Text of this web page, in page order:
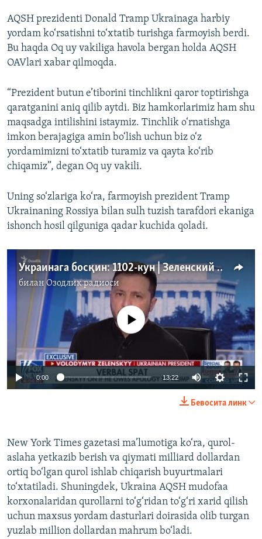
AQSH prezidenti Donald Tramp Ukrainaga harbiy
yordam ko‘rsatishni to‘xtatib turishga farmoyish berdi.
Bu haqda Oq uy vakiliga havola bergan holda AQSH
OAVlari xabar qilmoqda.
“Prezident butun e’tiborini tinchlikni qaror toptirishga
qaratganini aniq qilib aytdi. Biz hamkorlarimiz ham shu
maqsadga intilishini istaymiz. Tinchlik o‘rnatishga
imkon berajagiga amin bo‘lish uchun biz o‘z
yordamimizni to‘xtatib turamiz va qayta ko‘rib
chiqamiz”, degan Oq uy vakili.
Uning so‘zlariga ko‘ra, farmoyish prezident Tramp
Ukrainaning Rossiya bilan sulh tuzish tarafdori ekaniga
ishonch hosil qilguniga qadar kuchida qoladi.
Украинага босқин: 1102-кун | Зеленский ва Трамп учрашуви можаро билан якунланди
биланОзодлик радиоси
720p 1080p
Айни дамда медиа-манба мавжуд эмас
0:00 13:22 Auto
720p
1080p
Бевосита линк
New York Times gazetasi ma’lumotiga ko‘ra, qurol-
aslaha yetkazib berish va qiymati milliard dollardan
ortiq bo‘lgan qurol ishlab chiqarish buyurtmalari
to‘xtatiladi. Shuningdek, Ukraina AQSH mudofaa
korxonalaridan qurollarni to‘g‘ridan to‘g‘ri xarid qilish
uchun maxsus yordam dasturlari doirasida olib turgan
yuzlab million dollardan mahrum bo‘ladi.